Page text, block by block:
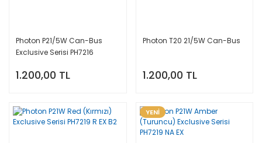
Photon P21/5W Can-Bus
Exclusive Serisi PH7216
1.200,00 TL
Photon T20 21/5W Can-Bus
1.200,00 TL
YENİ